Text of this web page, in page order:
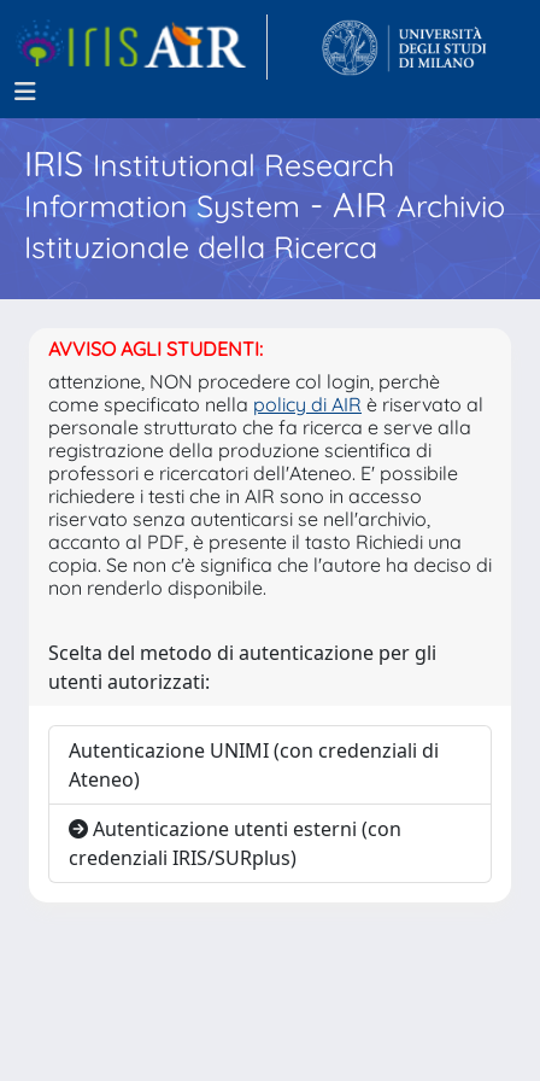
IRISInstitutional Research
Information System - AIR Archivio
Istituzionale della Ricerca
AVVISO AGLI STUDENTI:
attenzione, NON procedere col login, perchè
come specificato nella policy di AIR è riservato al
personale strutturato che fa ricerca e serve alla
registrazione della produzione scientifica di
professori e ricercatori dell'Ateneo. E' possibile
richiedere i testi che in AIR sono in accesso
riservato senza autenticarsi se nell'archivio,
accanto al PDF, è presente il tasto Richiedi una
copia. Se non c'è significa che l'autore ha deciso di
non renderlo disponibile.
Scelta del metodo di autenticazione per gli
utenti autorizzati:
Autenticazione UNIMI (con credenziali di
Ateneo)
Autenticazione utenti esterni (con
credenziali IRIS/SURplus)